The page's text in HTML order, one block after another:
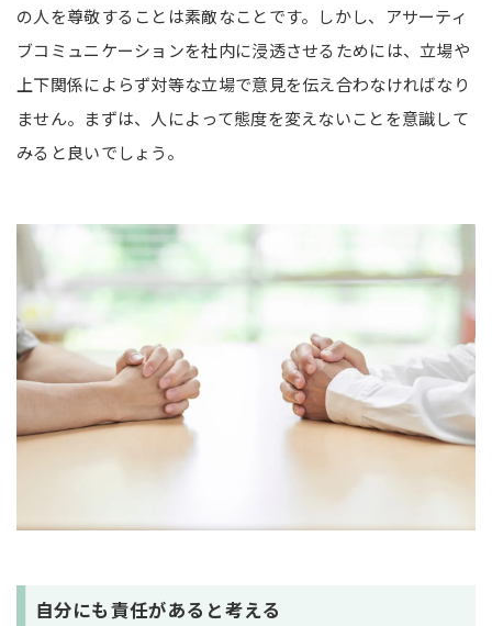
の人を尊敬することは素敵なことです。しかし、アサーティ
ブコミュニケーションを社内に浸透させるためには、立場や
上下関係によらず対等な立場で意見を伝え合わなければなり
ません。まずは、人によって態度を変えないことを意識して
みると良いでしょう。
自分にも責任があると考える